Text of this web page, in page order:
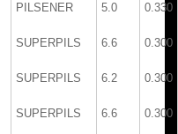
PILSENER 5.0 0.330
SUPERPILS 6.6 0.300
SUPERPILS 6.2 0.300
SUPERPILS 6.6 0.300